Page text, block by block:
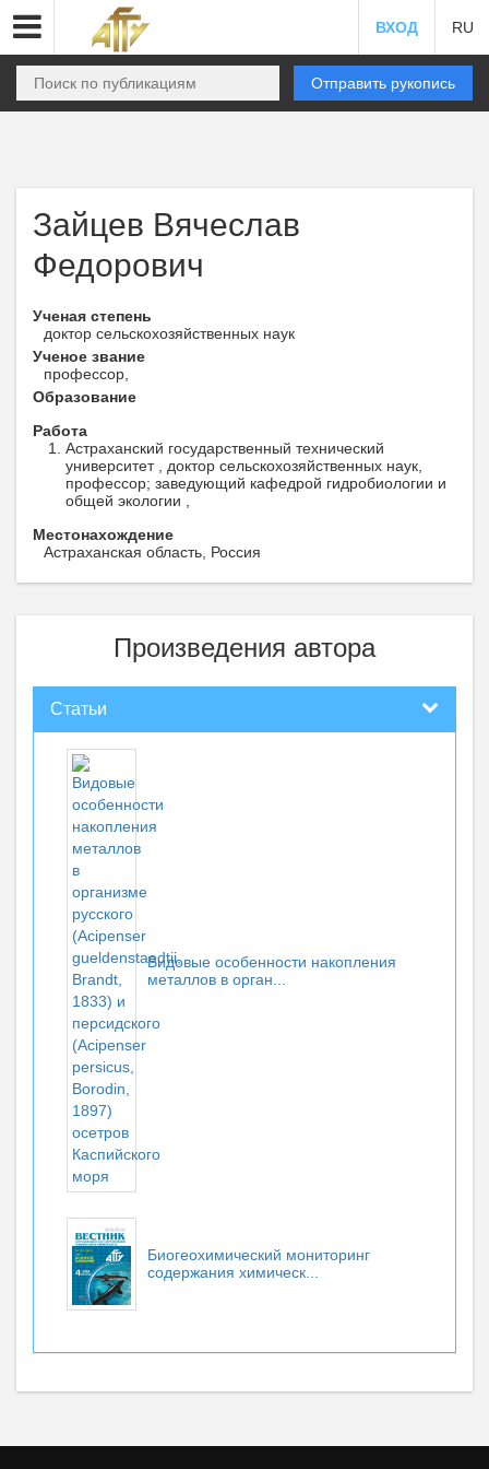
ВХОД RU
Отправить рукопись
Зайцев Вячеслав
Федорович
Ученая степень
доктор сельскохозяйственных наук
Ученое звание
профессор,
Образование
Работа
Астраханский государственный технический
университет , доктор сельскохозяйственных наук,
профессор; заведующий кафедрой гидробиологии и
общей экологии ,
Местонахождение
Астраханская область, Россия
Произведения автора
Статьи
Видовые особенности накопления
металлов в орган...
Биогеохимический мониторинг
содержания химическ...